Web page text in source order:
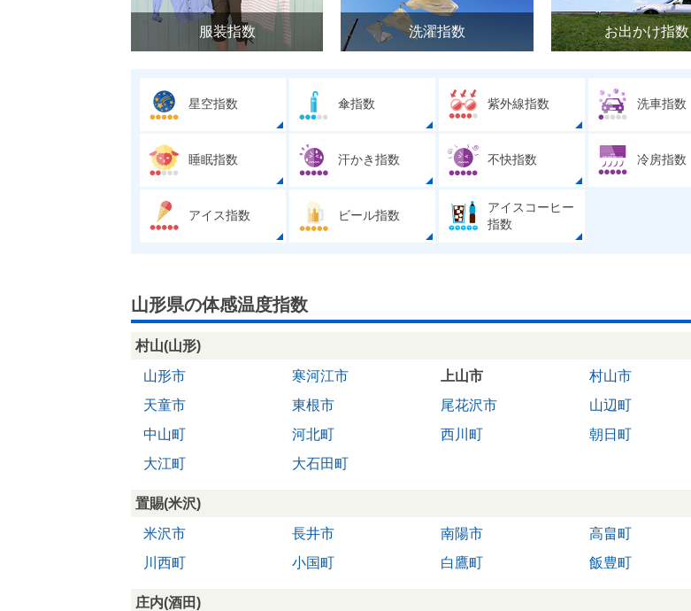
服装指数 洗濯指数 お出かけ指数
星空指数 傘指数 紫外線指数 洗車指数
睡眠指数 汗かき指数 不快指数 冷房指数
アイス指数 ビール指数
アイスコーヒー
指数
山形県の体感温度指数
村山(山形)
山形市
寒河江市 上山市
村山市
天童市
東根市 尾花沢市
山辺町
中山町
河北町 西川町
朝日町
大江町
大石田町
置賜(米沢)
米沢市
長井市 南陽市
高畠町
川西町
小国町 白鷹町 飯豊町
庄内(酒田)